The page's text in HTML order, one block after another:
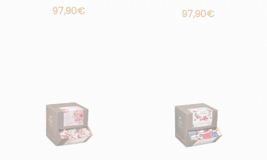
97,90€ 97,90€